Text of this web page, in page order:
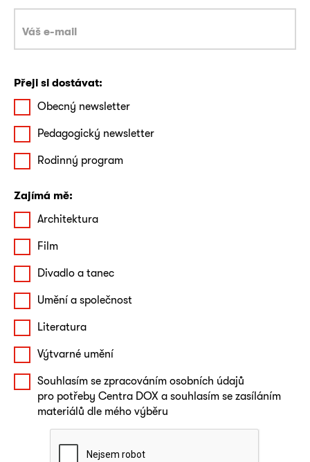
Přeji si dostávat:
Obecný newsletter
Pedagogický newsletter
Rodinný program
Zajímá mě:
Architektura
Film
Divadlo a tanec
Umění a společnost
Literatura
Výtvarné umění
Souhlasím se zpracováním osobních údajů
pro potřeby Centra DOX a souhlasím se zasíláním
materiálů dle mého výběru